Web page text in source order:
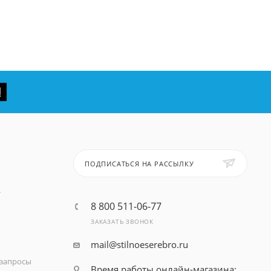
ПОДПИСАТЬСЯ НА РАССЫЛКУ
8 800 511-06-77
ЗАКАЗАТЬ ЗВОНОК
mail@stilnoeserebro.ru